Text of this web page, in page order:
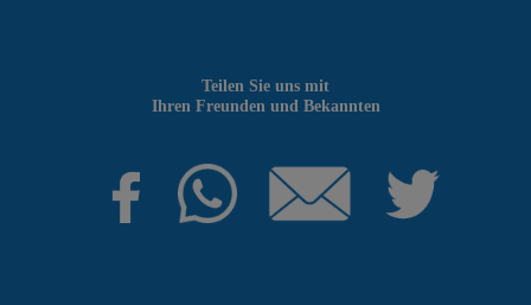
Teilen Sie uns mit
Ihren Freunden und Bekannten